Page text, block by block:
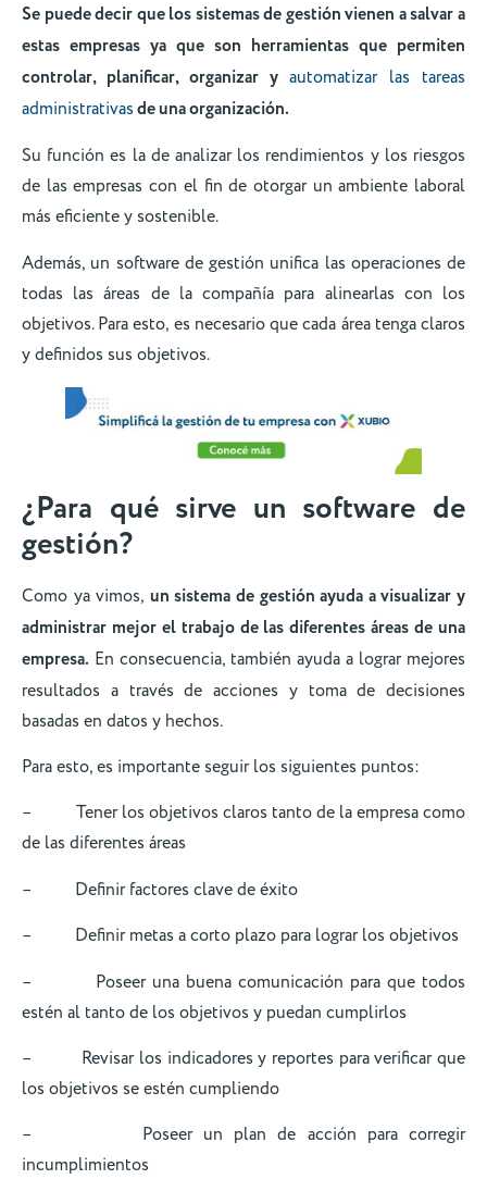
Se puede decir que los sistemas de gestión vienen a salvar a
estas empresas ya que son herramientas que permiten
controlar, planificar, organizar y automatizar las tareas
administrativasde una organización.
Su función es la de analizar los rendimientos y los riesgos
de las empresas con el fin de otorgar un ambiente laboral
más eficiente y sostenible.
Además, un software de gestión unifica las operaciones de
todas las áreas de la compañía para alinearlas con los
objetivos. Para esto, es necesario que cada área tenga claros
y definidos sus objetivos.
¿Para qué sirve un software de
gestión?
Como ya vimos, un sistema de gestión ayuda a visualizar y
administrar mejor el trabajo de las diferentes áreas de una
empresa. En consecuencia, también ayuda a lograr mejores
resultados a través de acciones y toma de decisiones
basadas en datos y hechos.
Para esto, es importante seguir los siguientes puntos:
– Tener los objetivos claros tanto de la empresa como
de las diferentes áreas
– Definir factores clave de éxito
– Definir metas a corto plazo para lograr los objetivos
– Poseer una buena comunicación para que todos
estén al tanto de los objetivos y puedan cumplirlos
– Revisar los indicadores y reportes para verificar que
los objetivos se estén cumpliendo
– Poseer un plan de acción para corregir
incumplimientos